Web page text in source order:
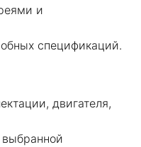
и
спецификаций.
двигателя,